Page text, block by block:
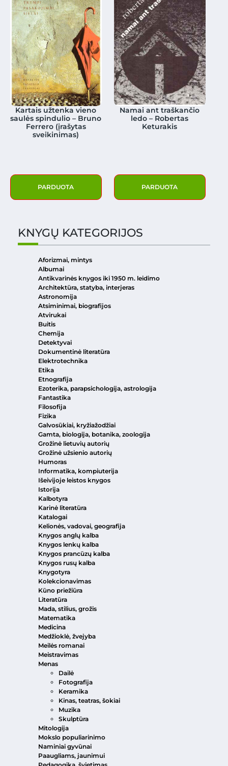
Kartais užtenka vieno
saulės spindulio – Bruno
Ferrero (įrašytas
sveikinimas)
PARDUOTA
Namai ant traškančio
ledo – Robertas
Keturakis
PARDUOTA
KNYGŲ KATEGORIJOS
Aforizmai, mintys
Albumai
Antikvarinės knygos iki 1950 m. leidimo
Architektūra, statyba, interjeras
Astronomija
Atsiminimai, biografijos
Atvirukai
Buitis
Chemija
Detektyvai
Dokumentinė literatūra
Elektrotechnika
Etika
Etnografija
Ezoterika, parapsichologija, astrologija
Fantastika
Filosofija
Fizika
Galvosūkiai, kryžiažodžiai
Gamta, biologija, botanika, zoologija
Grožinė lietuvių autorių
Grožinė užsienio autorių
Humoras
Informatika, kompiuterija
Išeivijoje leistos knygos
Istorija
Kalbotyra
Karinė literatūra
Katalogai
Kelionės, vadovai, geografija
Knygos anglų kalba
Knygos lenkų kalba
Knygos prancūzų kalba
Knygos rusų kalba
Knygotyra
Kolekcionavimas
Kūno priežiūra
Literatūra
Mada, stilius, grožis
Matematika
Medicina
Medžioklė, žvejyba
Meilės romanai
Meistravimas
Menas
Dailė
Fotografija
Keramika
Kinas, teatras, šokiai
Muzika
Skulptūra
Mitologija
Mokslo populiarinimo
Naminiai gyvūnai
Paaugliams, jaunimui